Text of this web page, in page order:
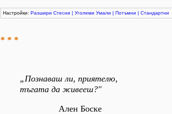
Настройки: Разшири Стесни | Уголеми Умали | Потъмни | Стандартни
* * *
„Познаваш ли, приятелю,
тъгата да живееш?"
Ален Боске